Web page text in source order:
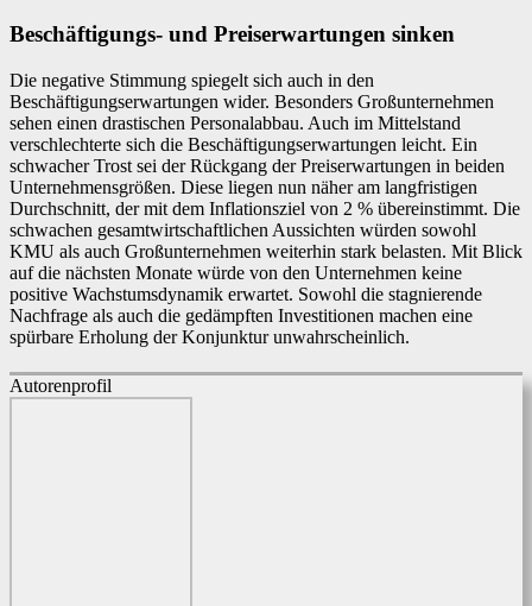
Beschäftigungs- und Preiserwartungen sinken
Die negative Stimmung spiegelt sich auch in den
Beschäftigungserwartungen wider. Besonders Großunternehmen
sehen einen drastischen Personalabbau. Auch im Mittelstand
verschlechterte sich die Beschäftigungserwartungen leicht. Ein
schwacher Trost sei der Rückgang der Preiserwartungen in beiden
Unternehmensgrößen. Diese liegen nun näher am langfristigen
Durchschnitt, der mit dem Inflationsziel von 2 % übereinstimmt. Die
schwachen gesamtwirtschaftlichen Aussichten würden sowohl
KMU als auch Großunternehmen weiterhin stark belasten. Mit Blick
auf die nächsten Monate würde von den Unternehmen keine
positive Wachstumsdynamik erwartet. Sowohl die stagnierende
Nachfrage als auch die gedämpften Investitionen machen eine
spürbare Erholung der Konjunktur unwahrscheinlich.
Autorenprofil